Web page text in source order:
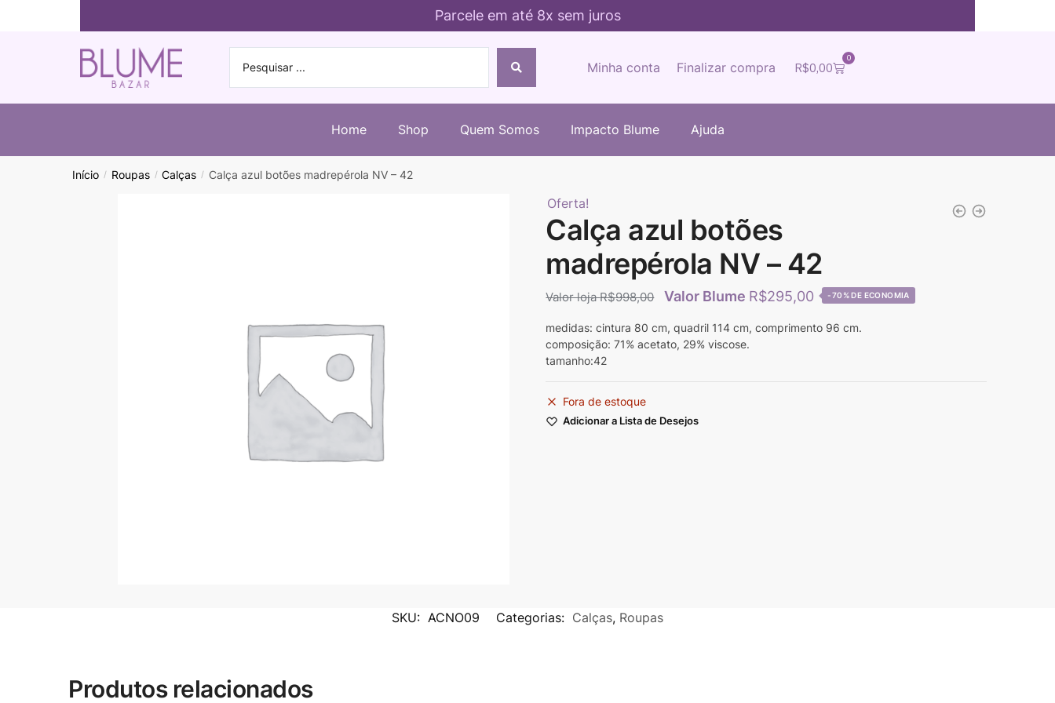
Parcele em até 8x sem juros
R$0,00
0
Minha conta Finalizar compra
Home Shop Quem Somos Impacto Blume Ajuda
Início / Roupas / Calças / Calça azul botões madrepérola NV – 42
Oferta!
Calça azul botões
madrepérola NV – 42
R$998,00 R$295,00 -70%
medidas: cintura 80 cm, quadril 114 cm, comprimento 96 cm.
composição: 71% acetato, 29% viscose.
tamanho:42
Fora de estoque
Adicionar a Lista de Desejos
SKU: ACNO09 Categorias: Calças, Roupas
Produtos relacionados